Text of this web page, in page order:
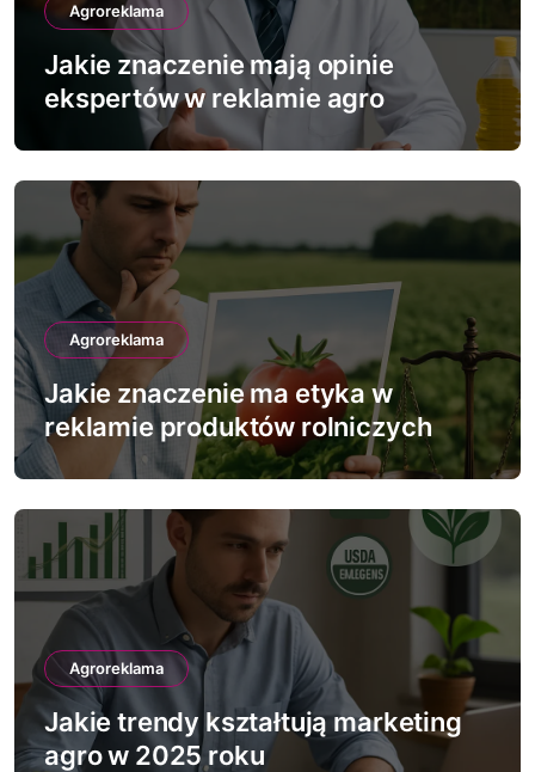
i
s
u
Agroreklama
Jakie znaczenie mają opinie
ekspertów w reklamie agro
Agroreklama
Jakie znaczenie ma etyka w
reklamie produktów rolniczych
Agroreklama
Jakie trendy kształtują marketing
agro w 2025 roku